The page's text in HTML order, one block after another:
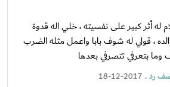
له أثر كبير على نفسيته ، خلي اله قدوة
، قولي له شوف بابا واعمل مثله الضرب
وما بتعرفي تتصرفي بعدها
رد.
18-12-2017